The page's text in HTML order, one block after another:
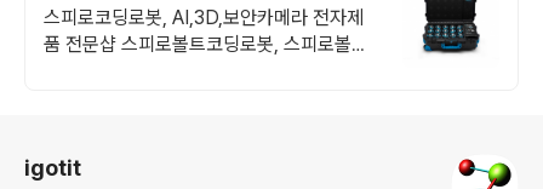
쉽고 재밌게
스피로코딩로봇, AI,3D,보안카메라 전자제
품 전문샵 스피로볼트코딩로봇, 스피로볼트
igotit